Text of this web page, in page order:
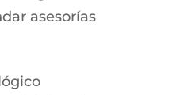
asesorías